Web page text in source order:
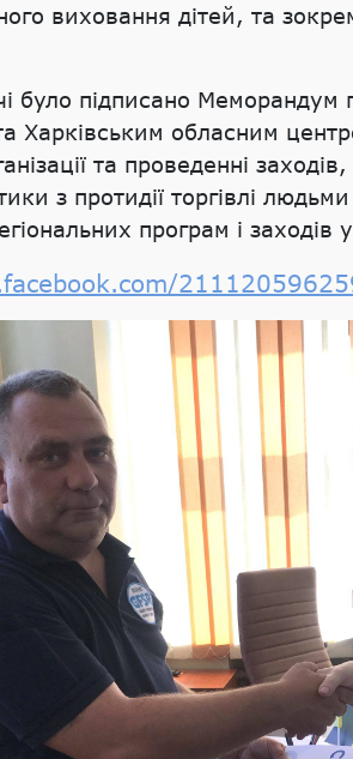
виховання дітей, та
було підписано
Харківським обласним
та проведенні
з протидії торгівлі
програм і заходів